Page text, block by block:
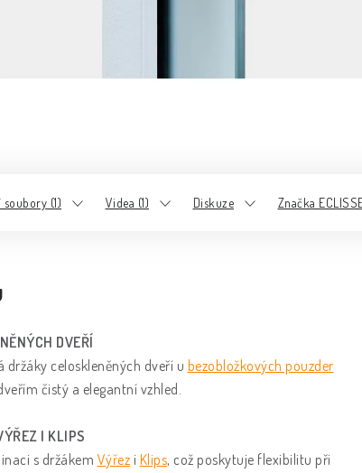
(1) Videa (1) Diskuze Značka
DVEŘÍ
držáky celoskleněných dveří u bezobložkových pouzder
čistý a elegantní vzhled.
I KLIPS
s držákem Výřez i Klips, což poskytuje flexibilitu při